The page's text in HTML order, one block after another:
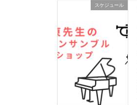
スケジュール